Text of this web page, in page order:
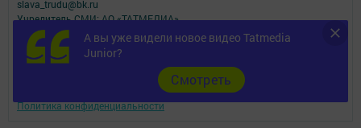
А вы уже видели новое видео Tatmedia
Junior?
Cмотреть
slava_trudu@bk.ru
Учредитель СМИ: АО «ТАТМЕДИА»
Антикоррупционная политика
АО «ТАТМЕДИА» использует «cookie»
удобства пользователей сайтом.
Использование «cookie» можно отменить в настройках браузера.
Политика конфиденциальности